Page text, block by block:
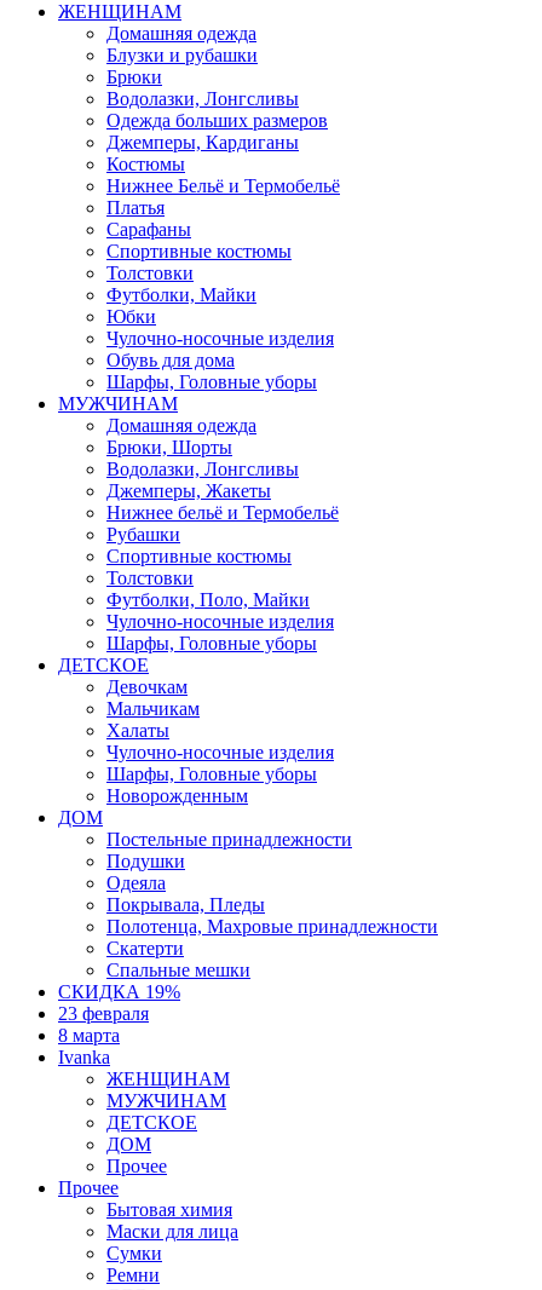
ЖЕНЩИНАМ
Домашняя одежда
Блузки и рубашки
Брюки
Водолазки, Лонгсливы
Одежда больших размеров
Джемперы, Кардиганы
Костюмы
Нижнее Бельё и Термобельё
Платья
Сарафаны
Спортивные костюмы
Толстовки
Футболки, Майки
Юбки
Чулочно-носочные изделия
Обувь для дома
Шарфы, Головные уборы
МУЖЧИНАМ
Домашняя одежда
Брюки, Шорты
Водолазки, Лонгсливы
Джемперы, Жакеты
Нижнее бельё и Термобельё
Рубашки
Спортивные костюмы
Толстовки
Футболки, Поло, Майки
Чулочно-носочные изделия
Шарфы, Головные уборы
ДЕТСКОЕ
Девочкам
Мальчикам
Халаты
Чулочно-носочные изделия
Шарфы, Головные уборы
Новорожденным
ДОМ
Постельные принадлежности
Подушки
Одеяла
Покрывала, Пледы
Полотенца, Махровые принадлежности
Скатерти
Спальные мешки
СКИДКА 19%
23 февраля
8 марта
Ivanka
ЖЕНЩИНАМ
МУЖЧИНАМ
ДЕТСКОЕ
ДОМ
Прочее
Прочее
Бытовая химия
Маски для лица
Сумки
Ремни